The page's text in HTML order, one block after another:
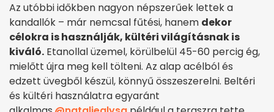
Az utóbbi időkben nagyon népszerűek lettek a
kandallók – már nemcsal fűtési, hanem dekor
célokra is használják, kültéri világításnak is
kiváló. Etanollal üzemel, körülbelül 45-60 percig ég,
mielőtt újra meg kell tölteni. Az alap acélból és
edzett üvegből készül, könnyű összeszerelni. Beltéri
és kültéri használatra egyaránt